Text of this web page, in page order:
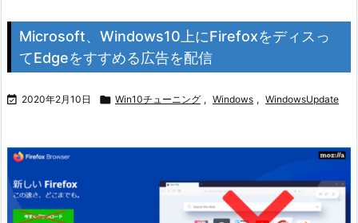
Microsoft、Windows10上にFirefoxをディスっ
てEdgeをすすめる広告を配信
 2020年2月10日  Win10チューニング , Windows , WindowsUpdate